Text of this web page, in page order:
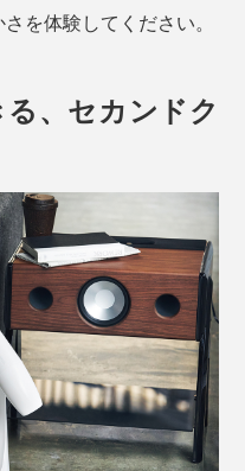
を体験してください。
、セカンドク